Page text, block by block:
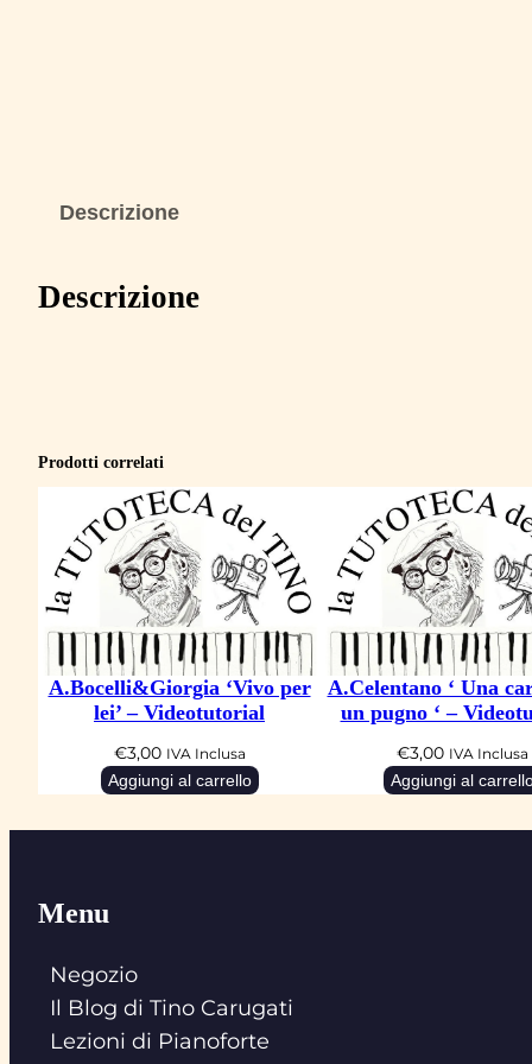
Descrizione
Descrizione
Prodotti correlati
A.Bocelli&Giorgia ‘Vivo per
lei’ – Videotutorial
€3,00 IVA Inclusa
Aggiungi al carrello
A.Celentano ‘ Una
un pugno ‘ –
€3,00 IVA Inclusa
Aggiungi al
Menu
Negozio
Il Blog di Tino Carugati
Lezioni di Pianoforte